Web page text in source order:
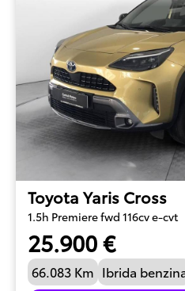
Toyota Yaris Cross
1.5h Premiere fwd 116cv e-cvt
25.900 €
66.083 Km Ibrida